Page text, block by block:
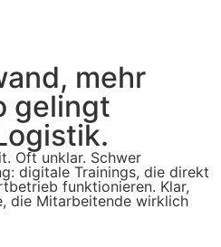
mehr
gelingt
Oft unklar. Schwer
digitale Trainings, die direkt
funktionieren. Klar,
die Mitarbeitende wirklich